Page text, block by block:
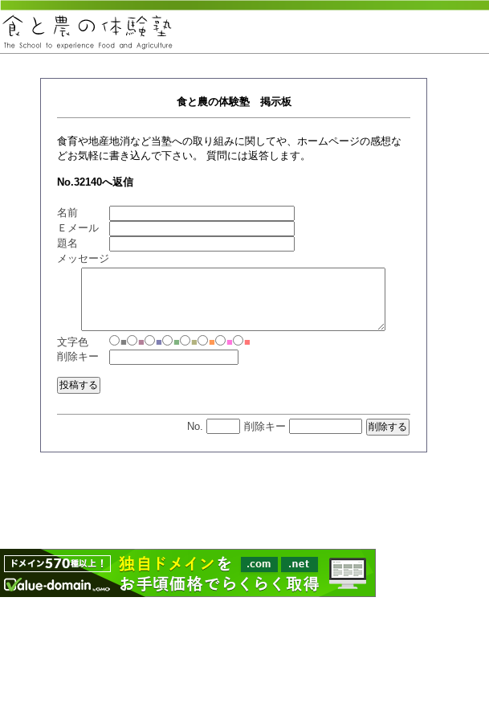
食と農の体験塾 掲示板
食育や地産地消など当塾への取り組みに関してや、ホームページの感想な
どお気軽に書き込んで下さい。 質問には返答します。
No.32140へ返信
名前
Ｅメール
題名
メッセージ
文字色 ■ ■ ■ ■ ■ ■ ■
■
削除キー
No. 削除キー